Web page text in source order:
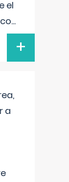
el
...
+
a